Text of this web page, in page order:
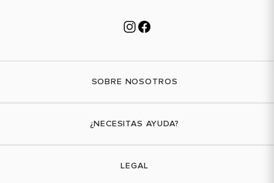
SOBRE NOSOTROS
¿NECESITAS AYUDA?
LEGAL